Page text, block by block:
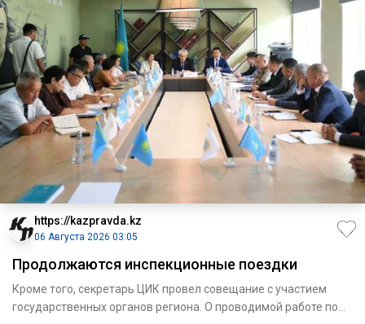
https://kazpravda.kz
06 Августа 2026 03:05
Продолжаются инспекционные поездки
Кроме того, секретарь ЦИК провел совещание с участием
государственных органов региона. О проводимой работе по